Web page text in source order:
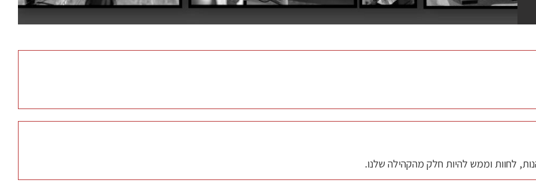
פילאטיס, חיטוב, היט, יוגה ועוד…
של חברי שיעורי הלייב זום. בשעה קבועה, בנוחות של בית, ניתן כצ'ופר לחברי המועדון. (שינויים או ביטולים במערכת ניתנים להחלטת
לחוות וממש להיות חלק מהקהילה שלנו.